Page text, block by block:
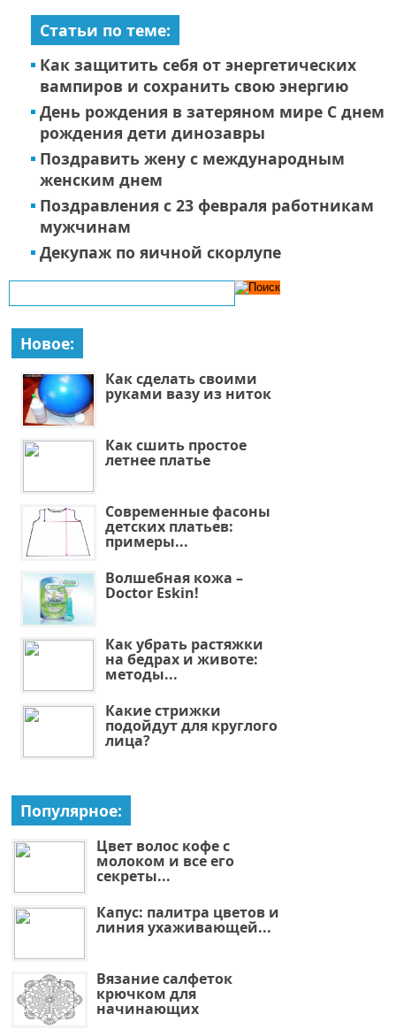
Статьи по теме:
Как защитить себя от энергетических
вампиров и сохранить свою энергию
День рождения в затеряном мире С днем
рождения дети динозавры
Поздравить жену с международным
женским днем
Поздравления с 23 февраля работникам
мужчинам
Декупаж по яичной скорлупе
Новое:
Как сделать своими
руками вазу из ниток
Как сшить простое
летнее платье
Современные фасоны
детских платьев:
примеры...
Волшебная кожа –
Doctor Eskin!
Как убрать растяжки
на бедрах и животе:
методы...
Какие стрижки
подойдут для круглого
лица?
Популярное:
Цвет волос кофе с
молоком и все его
секреты...
Капус: палитра цветов и
линия ухаживающей...
Вязание салфеток
крючком для
начинающих